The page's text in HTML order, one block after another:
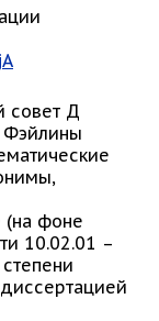
совет Д
Фэйлины
(на фоне
10.02.01 –